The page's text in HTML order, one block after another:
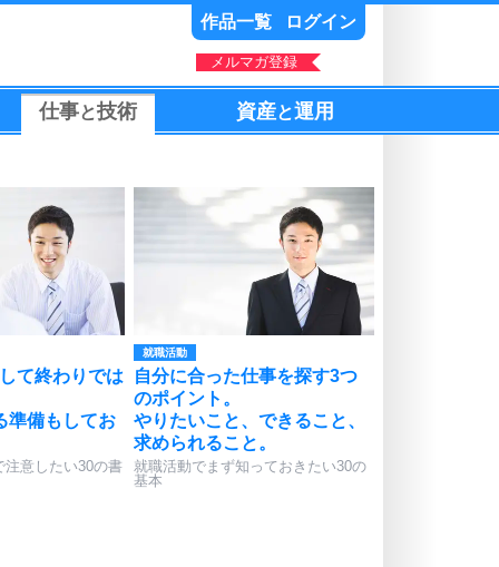
作品一覧 ログイン
メルマガ登録
仕事と技術 資産と運用
て終わりでは
準備もしてお
注意したい30の書
就職活動
自分に合った仕事を探す3つ
のポイント。
やりたいこと、できること、
求められること。
就職活動でまず知っておきたい30の
基本